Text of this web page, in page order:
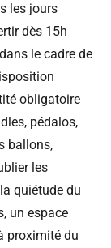
les jours
dès 15h
le cadre de
obligatoire
pédalos,
ballons,
les
quiétude du
un espace
proximité du